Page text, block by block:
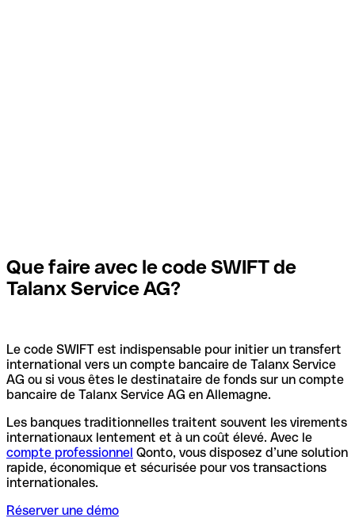
Que faire avec le code SWIFT de
Talanx Service AG?
Le code SWIFT est indispensable pour initier un transfert
international vers un compte bancaire de Talanx Service
AG ou si vous êtes le destinataire de fonds sur un compte
bancaire de Talanx Service AG en Allemagne.
Les banques traditionnelles traitent souvent les virements
internationaux lentement et à un coût élevé. Avec le
compte professionnel Qonto, vous disposez d’une solution
rapide, économique et sécurisée pour vos transactions
internationales.
Réserver une démo